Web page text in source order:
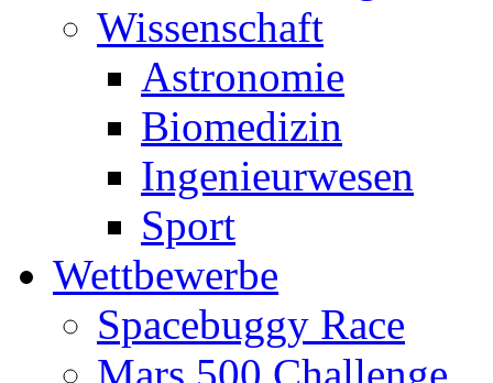
Wissenschaft
Astronomie
Biomedizin
Ingenieurwesen
Sport
Wettbewerbe
Spacebuggy Race